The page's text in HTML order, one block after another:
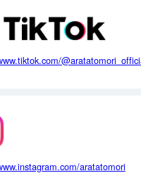
aratatomori